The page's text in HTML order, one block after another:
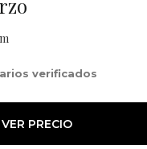
verificados
VER PRECIO